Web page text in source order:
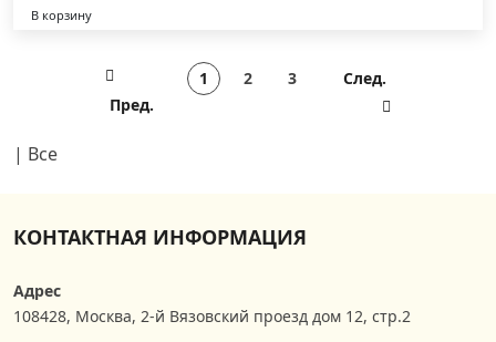
В корзину
Пред.
1 2 3 След.
| Все
КОНТАКТНАЯ ИНФОРМАЦИЯ
Адрес
108428, Москва, 2-й Вязовский проезд дом 12, стр.2